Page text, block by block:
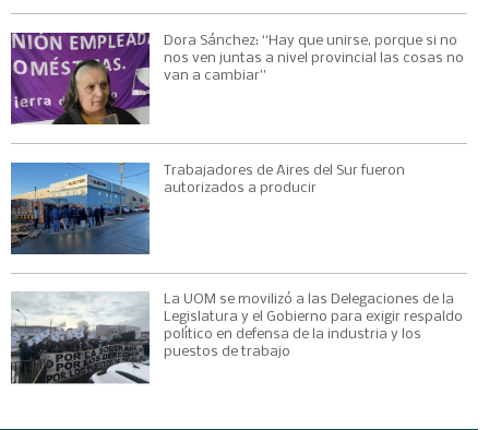
Dora Sánchez: “Hay que unirse, porque si no
nos ven juntas a nivel provincial las cosas no
van a cambiar”
Trabajadores de Aires del Sur fueron
autorizados a producir
La UOM se movilizó a las Delegaciones de la
Legislatura y el Gobierno para exigir respaldo
político en defensa de la industria y los
puestos de trabajo